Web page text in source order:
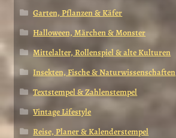
Garten, Pflanzen & Käfer
Halloween, Märchen & Monster
Mittelalter, Rollenspiel & alte Kulturen
Insekten, Fische & Naturwissenschaften
Textstempel & Zahlenstempel
Vintage Lifestyle
Reise, Planer & Kalenderstempel